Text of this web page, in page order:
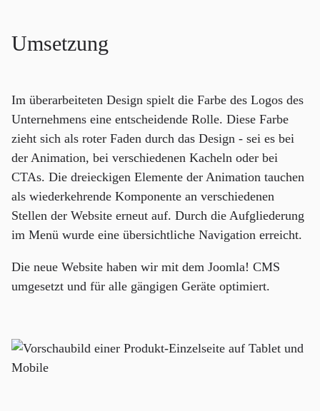
Umsetzung
Im überarbeiteten Design spielt die Farbe des Logos des
Unternehmens eine entscheidende Rolle. Diese Farbe
zieht sich als roter Faden durch das Design - sei es bei
der Animation, bei verschiedenen Kacheln oder bei
CTAs. Die dreieckigen Elemente der Animation tauchen
als wiederkehrende Komponente an verschiedenen
Stellen der Website erneut auf. Durch die Aufgliederung
im Menü wurde eine übersichtliche Navigation erreicht.
Die neue Website haben wir mit dem Joomla! CMS
umgesetzt und für alle gängigen Geräte optimiert.